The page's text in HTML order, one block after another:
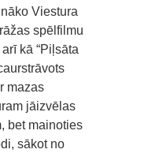
Viestura
spēlfilmu
kā “Piļsāta
mazas
jāizvēlas
bet mainoties
sākot no